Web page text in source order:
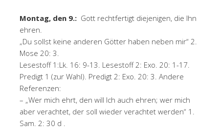
Montag, den 9.: Gott rechtfertigt diejenigen, die Ihn
ehren.
„Du sollst keine anderen Götter haben neben mir“ 2.
Mose 20: 3.
Lesestoff 1:Lk. 16: 9-13. Lesestoff 2: Exo. 20: 1-17.
Predigt 1 (zur Wahl). Predigt 2: Exo. 20: 3. Andere
Referenzen:
– „Wer mich ehrt, den will Ich auch ehren; wer mich
aber verachtet, der soll wieder verachtet werden“ 1.
Sam. 2: 30 d .